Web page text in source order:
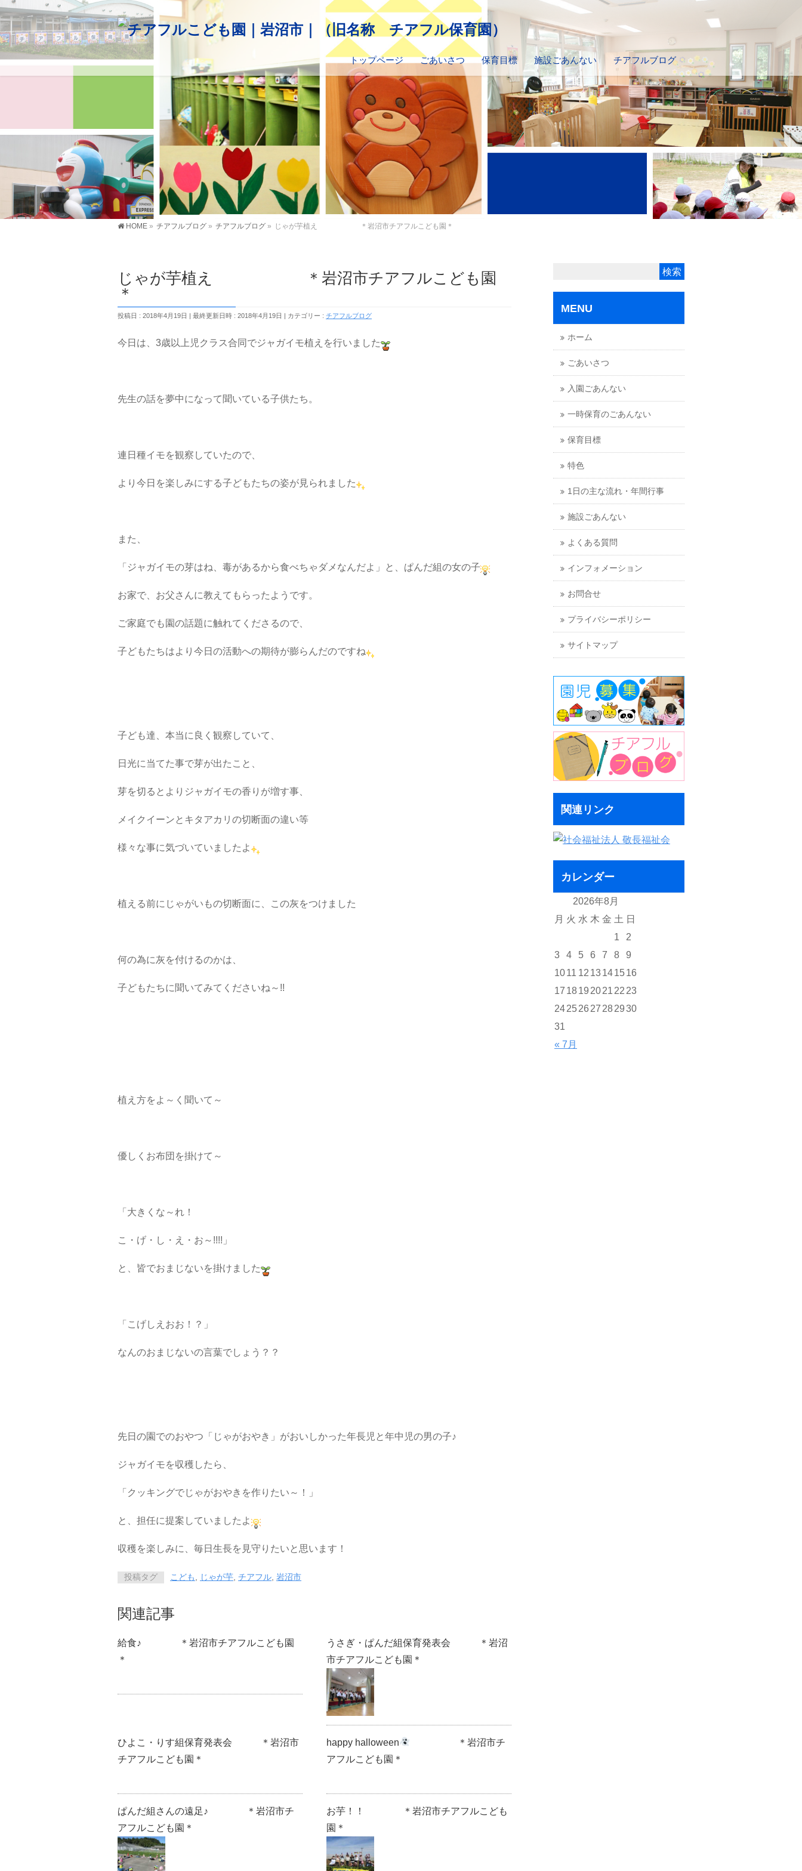
トップページ ごあいさつ 保育目標 施設ごあんない チアフルブログ
HOME » チアフルブログ » チアフルブログ » じゃが芋植え ＊岩沼市チアフルこども園＊
じゃが芋植え ＊岩沼市チアフルこども園
＊
投稿日 : 2018年4月19日 最終更新日時 : 2018年4月19日 カテゴリー : チアフルブログ
今日は、3歳以上児クラス合同でジャガイモ植えを行いました
先生の話を夢中になって聞いている子供たち。
連日種イモを観察していたので、
より今日を楽しみにする子どもたちの姿が見られました
また、
「ジャガイモの芽はね、毒があるから食べちゃダメなんだよ」と、ぱんだ組の女の子
お家で、お父さんに教えてもらったようです。
ご家庭でも園の話題に触れてくださるので、
子どもたちはより今日の活動への期待が膨らんだのですね
子ども達、本当に良く観察していて、
日光に当てた事で芽が出たこと、
芽を切るとよりジャガイモの香りが増す事、
メイクイーンとキタアカリの切断面の違い等
様々な事に気づいていましたよ
植える前にじゃがいもの切断面に、この灰をつけました
何の為に灰を付けるのかは、
子どもたちに聞いてみてくださいね～!!
植え方をよ～く聞いて～
優しくお布団を掛けて～
「大きくな～れ！
こ・げ・し・え・お～!!!!」
と、皆でおまじないを掛けました
「こげしえおお！？」
なんのおまじないの言葉でしょう？？
先日の園でのおやつ「じゃがおやき」がおいしかった年長児と年中児の男の子♪
ジャガイモを収穫したら、
「クッキングでじゃがおやきを作りたい～！」
と、担任に提案していましたよ
収穫を楽しみに、毎日生長を見守りたいと思います！
投稿タグ こども じゃが芋 チアフル 岩沼市
関連記事
給食♪ ＊岩沼市チアフルこども園
＊
うさぎ・ぱんだ組保育発表会 ＊岩沼
市チアフルこども園＊
ひよこ・りす組保育発表会 ＊岩沼市
チアフルこども園＊
happy halloween
＊岩沼市チ
アフルこども園＊
ぱんだ組さんの遠足♪ ＊岩沼市チ
アフルこども園＊
お芋！！ ＊岩沼市チアフルこども
園＊
MENU
ホーム
ごあいさつ
入園ごあんない
一時保育のごあんない
保育目標
特色
1日の主な流れ・年間行事
施設ごあんない
よくある質問
インフォメーション
お問合せ
プライバシーポリシー
サイトマップ
関連リンク
カレンダー
2026年8月
月 火 水 木 金 土 日
« 7月
1
2
3
4 5 6 7 8
9
1011 12 13141516
17 1819 2021 22 23
242526 27 282930
31